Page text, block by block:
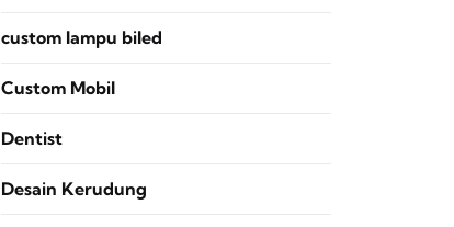
custom lampu biled
Custom Mobil
Dentist
Desain Kerudung